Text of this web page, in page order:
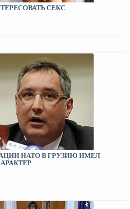
СЕКС
НАТО В ГРУЗИЮ ИМЕЛ